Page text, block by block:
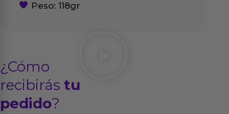
Peso: 118gr
¿Cómo
recibirás tu
pedido?